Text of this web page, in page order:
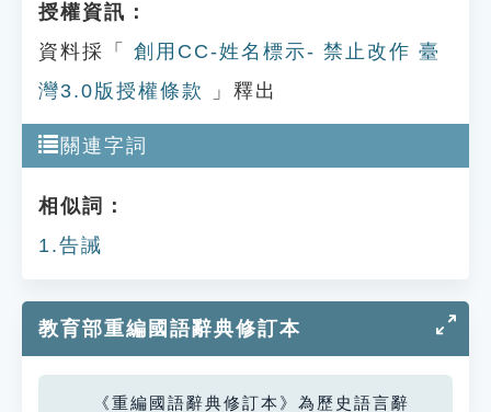
授權資訊：
資料採「
創用CC-姓名標示- 禁止改作 臺
灣3.0版授權條款
」釋出
關連字詞
相似詞：
1.告誡
教育部重編國語辭典修訂本
《重編國語辭典修訂本》為歷史語言辭